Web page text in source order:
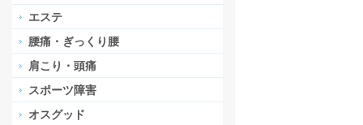
エステ
腰痛・ぎっくり腰
肩こり・頭痛
スポーツ障害
オスグッド